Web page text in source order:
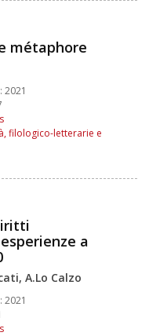
métaphore
2021
filologico-letterarie e
a
A.Lo Calzo
2021